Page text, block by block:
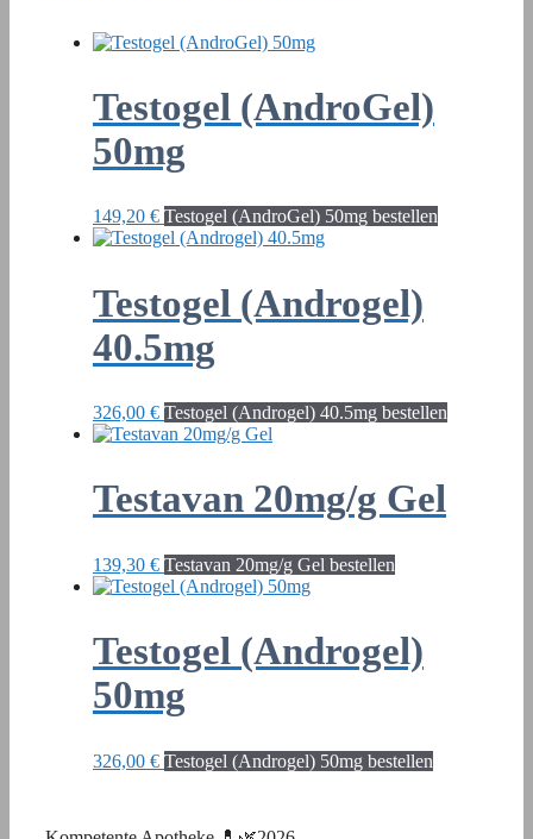
Testogel (AndroGel)
50mg
149,20 € Testogel (AndroGel) 50mg bestellen
Testogel (Androgel)
40.5mg
326,00 € Testogel (Androgel) 40.5mg bestellen
Testavan 20mg/g Gel
139,30 € Testavan 20mg/g Gel bestellen
Testogel (Androgel)
50mg
326,00 € Testogel (Androgel) 50mg bestellen